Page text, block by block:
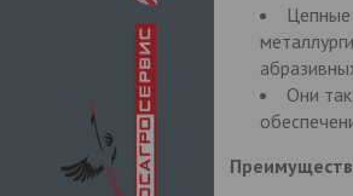
Они